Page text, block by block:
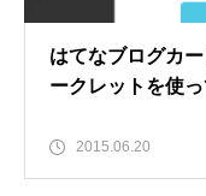
はてなブログカ
ークレットを使
2015.06.20